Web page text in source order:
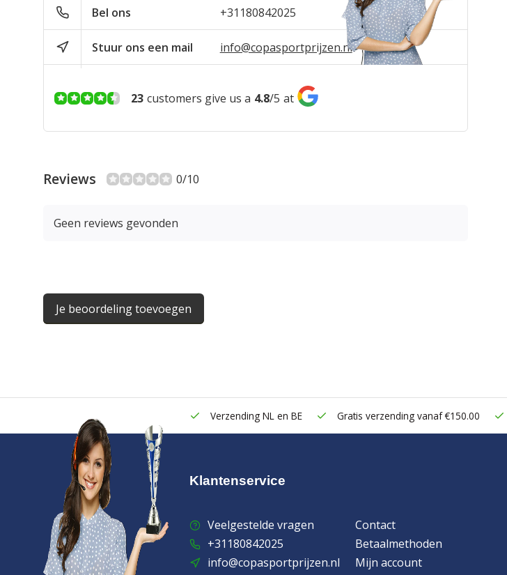
Bel ons +31180842025
Stuur ons een mail info@copasportprijzen.nl
23 customers give us a 4.8/5 at
Reviews 0/10
Geen reviews gevonden
Je beoordeling toevoegen
Verzending NL en BE Gratis verzending vanaf €150.00
Klantenservice
Veelgestelde vragen
+31180842025
info@copasportprijzen.nl
Contact
Betaalmethoden
Mijn account